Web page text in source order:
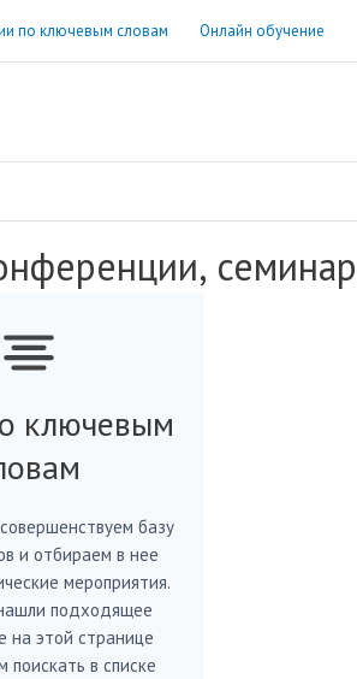
по ключевым словам Онлайн обучение
ключевым
базу
и отбираем в нее
мероприятия.
подходящее
на этой странице
поискать в списке